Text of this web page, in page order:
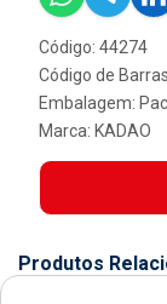
Código: 44274
Código de
Embalagem:
Marca: KADAO
Produtos